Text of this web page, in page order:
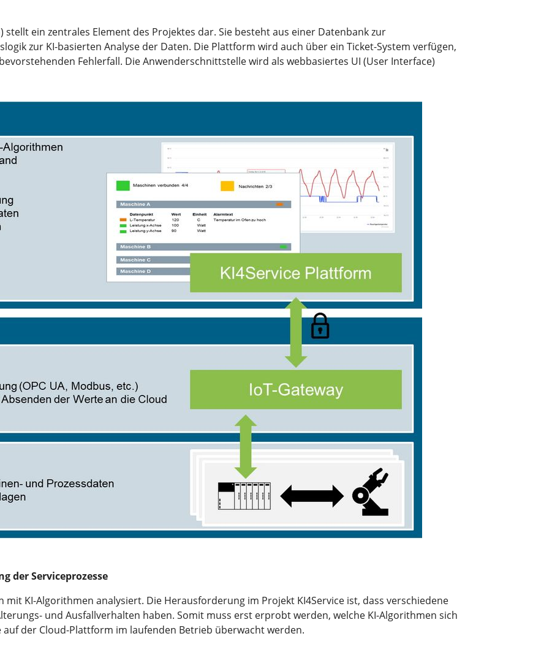
ein zentrales Element des Projektes dar. Sie besteht aus einer Datenbank zur
zur KI-basierten Analyse der Daten. Die Plattform wird auch über ein Ticket-System verfügen,
Fehlerfall. Die Anwenderschnittstelle wird als webbasiertes UI (User Interface)
der Serviceprozesse
KI-Algorithmen analysiert. Die Herausforderung im Projekt KI4Service ist, dass verschiedene
und Ausfallverhalten haben. Somit muss erst erprobt werden, welche KI-Algorithmen sich
der Cloud-Plattform im laufenden Betrieb überwacht werden.